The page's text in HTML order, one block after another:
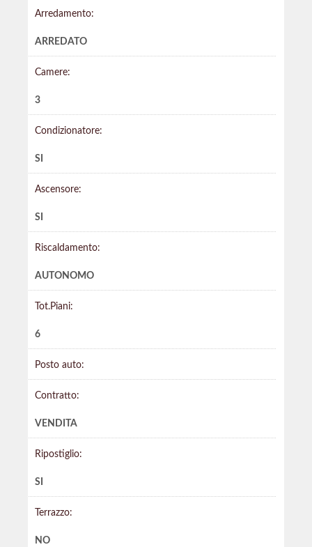
Arredamento:
ARREDATO
Camere:
3
Condizionatore:
SI
Ascensore:
SI
Riscaldamento:
AUTONOMO
Tot.Piani:
6
Posto auto:
Contratto:
VENDITA
Ripostiglio:
SI
Terrazzo:
NO